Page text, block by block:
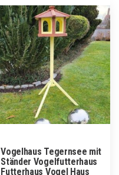
Vogelhaus Tegernsee mit
Ständer Vogelfutterhaus
Futterhaus Vogel Haus